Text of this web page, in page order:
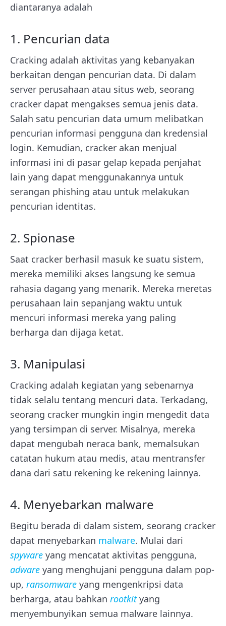
diantaranya adalah
1. Pencurian data
Cracking adalah aktivitas yang kebanyakan
berkaitan dengan pencurian data. Di dalam
server perusahaan atau situs web, seorang
cracker dapat mengakses semua jenis data.
Salah satu pencurian data umum melibatkan
pencurian informasi pengguna dan kredensial
login. Kemudian, cracker akan menjual
informasi ini di pasar gelap kepada penjahat
lain yang dapat menggunakannya untuk
serangan phishing atau untuk melakukan
pencurian identitas.
2. Spionase
Saat cracker berhasil masuk ke suatu sistem,
mereka memiliki akses langsung ke semua
rahasia dagang yang menarik. Mereka meretas
perusahaan lain sepanjang waktu untuk
mencuri informasi mereka yang paling
berharga dan dijaga ketat.
3. Manipulasi
Cracking adalah kegiatan yang sebenarnya
tidak selalu tentang mencuri data. Terkadang,
seorang cracker mungkin ingin mengedit data
yang tersimpan di server. Misalnya, mereka
dapat mengubah neraca bank, memalsukan
catatan hukum atau medis, atau mentransfer
dana dari satu rekening ke rekening lainnya.
4. Menyebarkan malware
Begitu berada di dalam sistem, seorang cracker
dapat menyebarkan malware. Mulai dari
spyware yang mencatat aktivitas pengguna,
adware yang menghujani pengguna dalam pop-
up, ransomware yang mengenkripsi data
berharga, atau bahkan rootkityang
menyembunyikan semua malware lainnya.